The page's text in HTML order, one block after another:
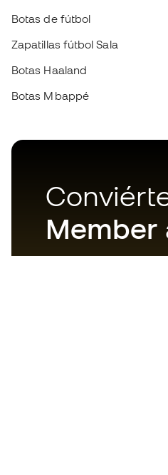
Botas de fútbol
Zapatillas fútbol Sala
Botas Haaland
Botas Mbappé
Member